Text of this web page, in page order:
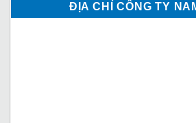
ĐỊA CHỈ CÔNG TY